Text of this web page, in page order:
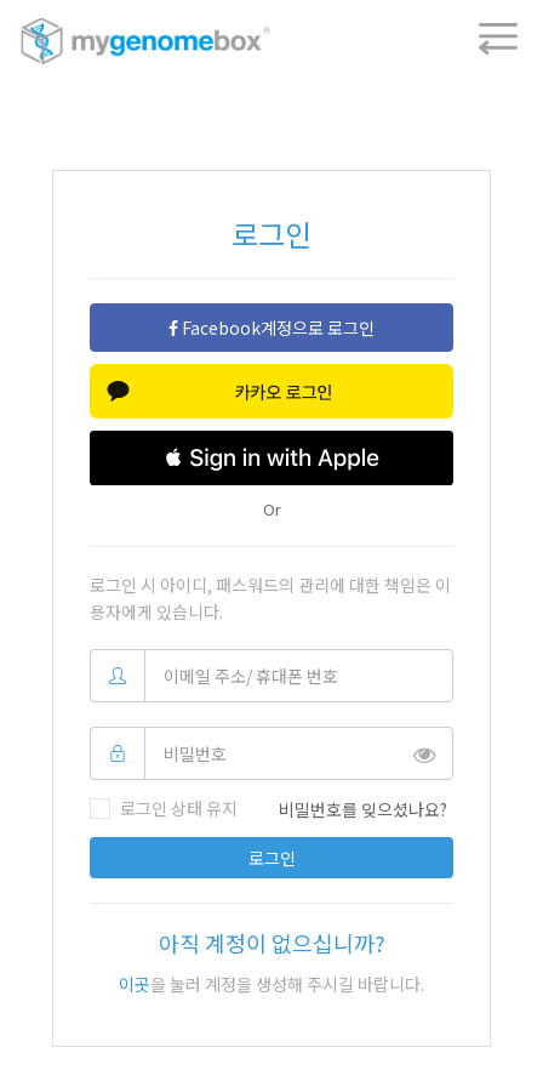
로그인
Facebook계정으로 로그인
Or
로그인 시 아이디, 패스워드의 관리에 대한 책임은 이
용자에게 있습니다.
로그인 상태 유지
비밀번호를 잊으셨나요?
로그인
아직 계정이 없으십니까?
이곳을 눌러 계정을 생성해 주시길 바랍니다.